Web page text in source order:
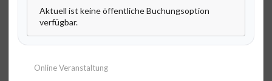
Aktuell ist keine öffentliche Buchungsoption
verfügbar.
Online Veranstaltung